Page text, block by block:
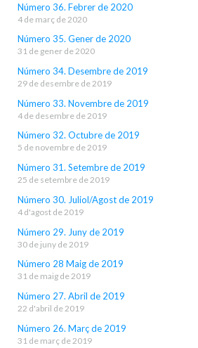
Número 36. Febrer de 2020
4 de març de 2020
Número 35. Gener de 2020
31 de gener de 2020
Número 34. Desembre de 2019
29 de desembre de 2019
Número 33. Novembre de 2019
4 de desembre de 2019
Número 32. Octubre de 2019
5 de novembre de 2019
Número 31. Setembre de 2019
25 de setembre de 2019
Número 30. Juliol/Agost de 2019
4 d'agost de 2019
Número 29. Juny de 2019
30 de juny de 2019
Número 28 Maig de 2019
31 de maig de 2019
Número 27. Abril de 2019
22 d'abril de 2019
Número 26. Març de 2019
31 de març de 2019